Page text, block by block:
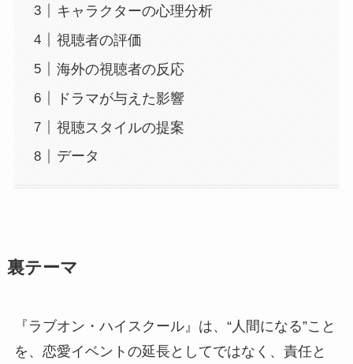
キャラクターの心理分析
視聴者の評価
海外の視聴者の反応
ドラマが与えた影響
視聴スタイルの提案
データ
裏テーマ
『ラブオン・ハイスクール』は、“人間になる”こと
を、恋愛イベントの延長としてではなく、責任と